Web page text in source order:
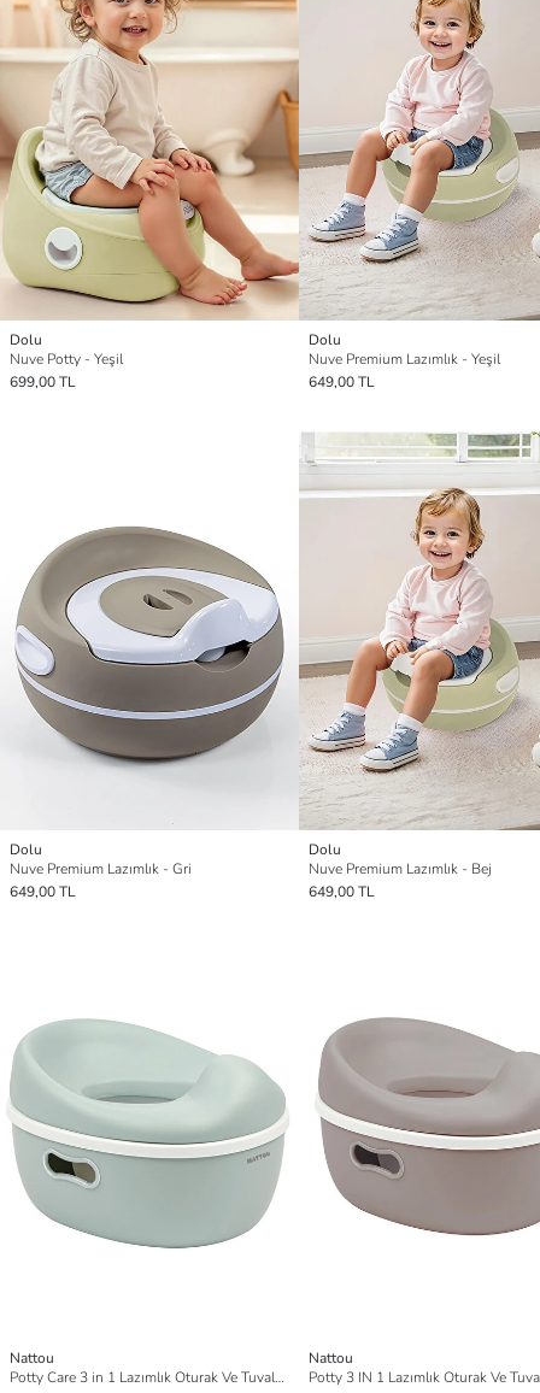
Dolu
Nuve Potty - Yeşil
699,00 TL
Dolu
Nuve Premium Lazımlık - Yeşil
649,00 TL
Dolu
Nuve Premium Lazımlık - Gri
649,00 TL
Dolu
Nuve Premium Lazımlık - Bej
649,00 TL
Nattou
Potty Care 3 in 1 Lazımlık Oturak Ve Tuvalet Adaptörü - Yeşil
Nattou